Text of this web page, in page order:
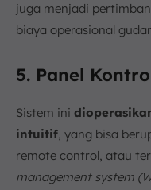
juga menjadi
biaya operasional
5. Panel
Sistem ini
intuitif, yang bisa
remote control, atau
management system